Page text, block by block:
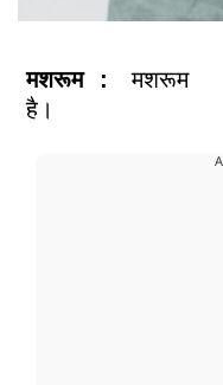
मशरूम : मशरूम
है।